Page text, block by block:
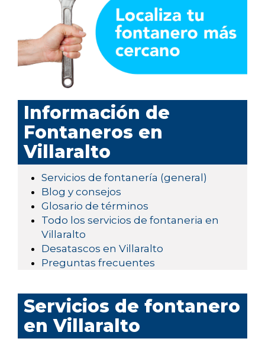
Información de
Fontaneros en
Villaralto
Servicios de fontanería (general)
Blog y consejos
Glosario de términos
Todo los servicios de fontaneria en
Villaralto
Desatascos en Villaralto
Preguntas frecuentes
Servicios de fontanero
en Villaralto